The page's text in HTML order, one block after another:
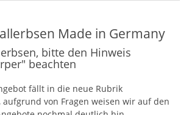
Made in Germany
bitte den Hinweis
beachten
fällt in die neue Rubrik
aufgrund von Fragen weisen wir auf den